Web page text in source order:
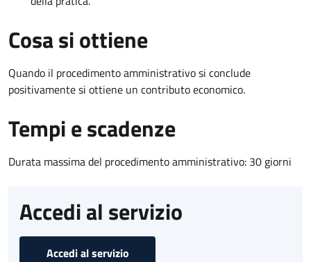
Cosa si ottiene
Quando il procedimento amministrativo si conclude
positivamente si ottiene un contributo economico.
Tempi e scadenze
Durata massima del procedimento amministrativo: 30 giorni
Accedi al servizio
Accedi al servizio